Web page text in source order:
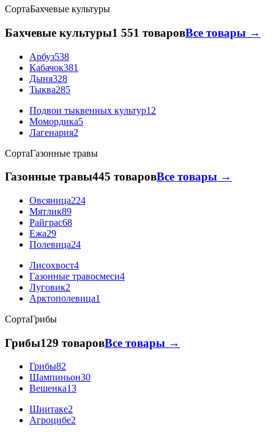
СортаБахчевые культуры
Бахчевые культуры1 551 товаровВсе товары →
Арбуз538
Кабачок381
Дыня328
Тыква285
Подвои тыквенных культур12
Момордика5
Лагенария2
СортаГазонные травы
Газонные травы445 товаровВсе товары →
Овсяница224
Мятлик89
Райграс68
Ежа29
Полевица24
Лисохвост4
Газонные травосмеси4
Луговик2
Арктополевица1
СортаГрибы
Грибы129 товаровВсе товары →
Грибы82
Шампиньон30
Вешенка13
Шиитаке2
Агроцибе2